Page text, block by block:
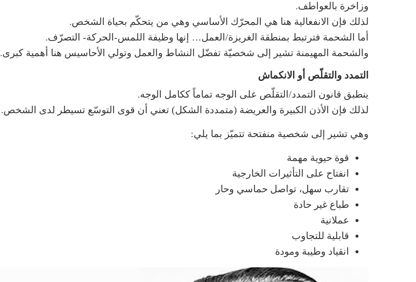
وزاخرة بالعواطف.
لذلك فإن الانفعالية هنا هي المحرّك الأساسي وهي من يتحكّم بحياة الشخص.
أما الشحمة فترتبط بمنطقة الغريزة/العمل… إنها وظيفة اللمس-الحركة- التصرّف.
والشحمة المهيمنة تشير إلى شخصيّة تفضّل النشاط والعمل وتولي الأحاسيس هنا أهمية كبرى.
التمدد والتقلّص أو الانكماش
ينطبق قانون التمدد/التقلّص على الوجه تماماً ككامل الوجه.
لذلك فإن الأذن الكبيرة والعريضة (متمددة الشكل) تعني أن قوى التوسّع تسيطر لدى الشخص.
وهي تشير إلى شخصية منفتحة تتميّز بما يلي:
قوة حيوية مهمة
انفتاح على التأثيرات الخارجية
تقارب سهل، تواصل حماسي وحار
طباع غير حادة
عملانية
قابلية للتجاوب
انقياد وطيبة ومودة